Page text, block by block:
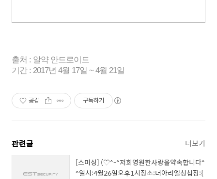
출처 : 알약 안드로이드
기간 : 2017년 4월 17일 ~ 4월 21일
공감 구독하기
관련글 더보기
[스미싱] (♡^-^저희영원한사랑을약속합니다^
^일시:4월26일오후1시장소:더아리엘청첩장:{